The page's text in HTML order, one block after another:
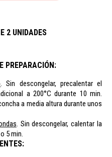
2 UNIDADES
PREPARACIÓN:
. Sin descongelar, precalentar el
a 200°C durante 10 min.
a media altura durante unos
. Sin descongelar, calentar la
5 min.